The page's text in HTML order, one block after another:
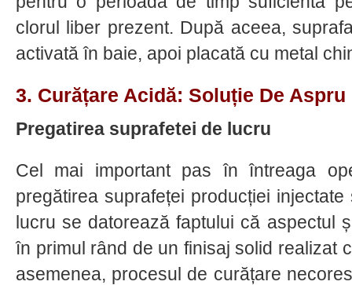
clorul liber prezent. După aceea,
activată în baie, apoi placată cu metal
3. Curățare Acidă: Soluție De
Pregatirea suprafetei de lucru
Cel mai important pas în întreaga
pregătirea suprafeței producției
lucru se datorează faptului că aspectul
în primul rând de un finisaj solid realizat
asemenea, procesul de curățare